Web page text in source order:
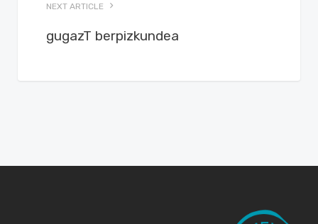
NEXT ARTICLE
gugazT berpizkundea